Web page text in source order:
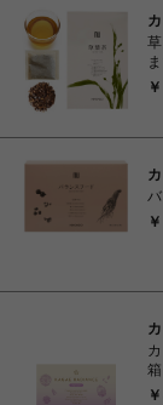
箱